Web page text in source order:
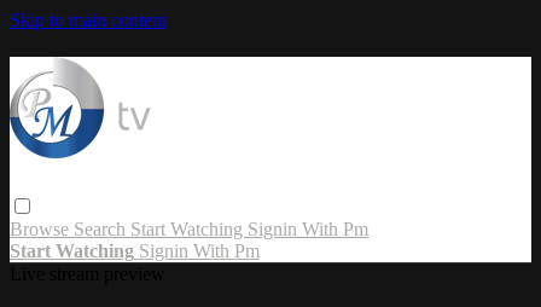
Skip to main content
Browse Search Start Watching Signin With Pm
Start Watching Signin With Pm